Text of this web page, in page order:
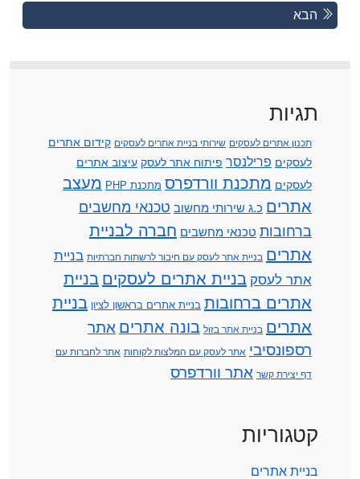
Posts
Previous
Posts
הבא
תגיות
תכנון אתרים לעסקים שירותי בניית אתרים לעסקים קידום אתרים
לעסקים פרילנסר פיתוח אתר לעסק עיצוב אתרים
לעסקים מתכנת וורדפרס מתכנת PHP
מעצב
אתרים כ.ג שירותי מחשוב טכנאי מחשבים
ברחובות טכנאי מחשבים חברה לבניית
אתרים בניית אתר לעסק עם חיבור לרשתות חברתיות בניית
אתר לעסק בניית אתרים לעסקים בניית
אתרים ברחובות בניית אתרים בראשון לציון בניית
אתרים בניית אתר בזול בונה אתרים אתר
רספונסיבי אתר לעסק עם המלצות לקוחות אתר לחברות עם
דף יצירת קשר אתר וורדפרס
קטגוריות
בניית אתרים